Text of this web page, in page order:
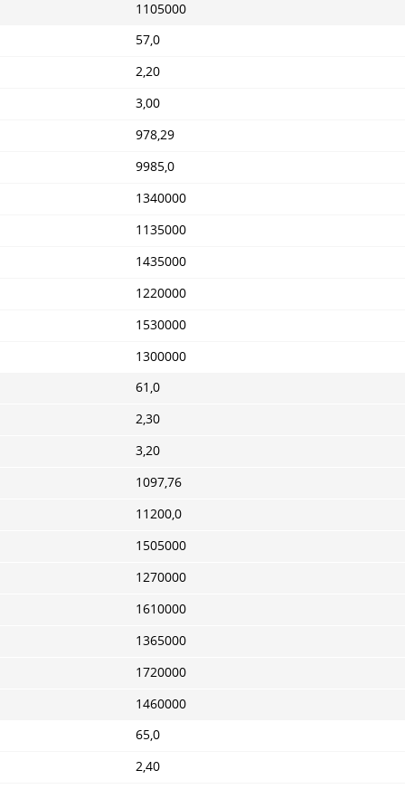
1105000
57,0
2,20
3,00
978,29
9985,0
1340000
1135000
1435000
1220000
1530000
1300000
61,0
2,30
3,20
1097,76
11200,0
1505000
1270000
1610000
1365000
1720000
1460000
65,0
2,40